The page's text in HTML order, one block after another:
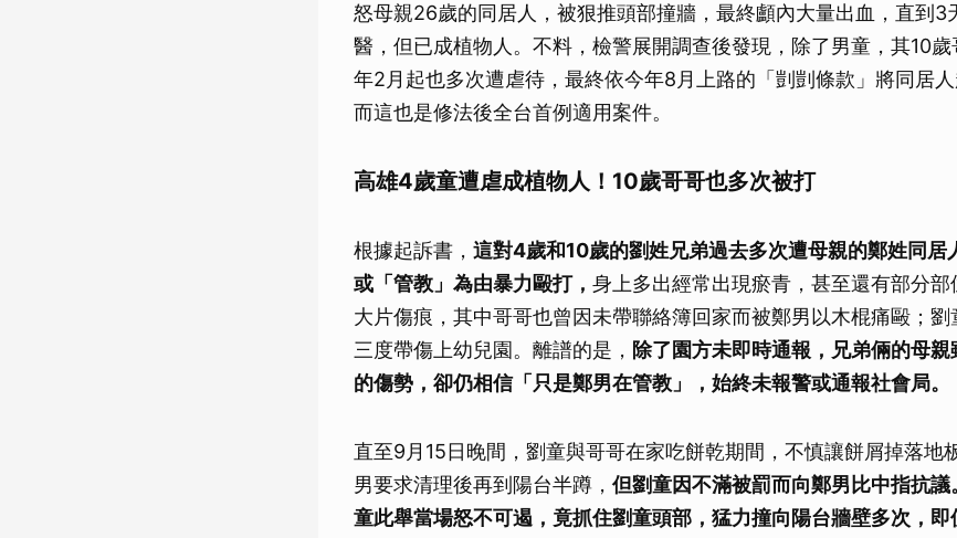
怒母親26歲的同居人，被狠推頭部撞牆，最終顱內大量出血，直到3
醫，但已成植物人。不料，檢警展開調查後發現，除了男童，其10歲
年2月起也多次遭虐待，最終依今年8月上路的「剴剴條款」將同居人
而這也是修法後全台首例適用案件。
高雄4歲童遭虐成植物人！10歲哥哥也多次被打
根據起訴書， 這對4歲和10歲的劉姓兄弟過去多次遭母親的鄭姓同居
或「管教」為由暴力毆打， 身上多出經常出現瘀青，甚至還有部分部
大片傷痕，其中哥哥也曾因未帶聯絡簿回家而被鄭男以木棍痛毆；
三度帶傷上幼兒園。離譜的是， 除了園方未即時通報，兄弟倆的母
的傷勢，卻仍相信「只是鄭男在管教」，始終未報警或通報社會局。
直至9月15日晚間，劉童與哥哥在家吃餅乾期間，不慎讓餅屑掉落地
男要求清理後再到陽台半蹲， 但劉童因不滿被罰而向鄭男比中指抗議
童此舉當場怒不可遏，竟抓住劉童頭部，猛力撞向陽台牆壁多次，